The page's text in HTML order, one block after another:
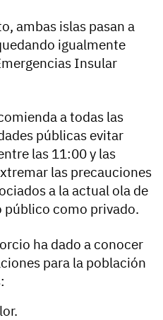
ambas islas pasan a
igualmente
Insular
a todas las
públicas evitar
las 11:00 y las
las precauciones
a la actual ola de
público como privado.
ha dado a conocer
para la población